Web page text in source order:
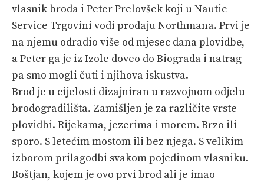
vlasnik broda i Peter Prelovšek koji u Nautic
Service Trgovini vodi prodaju Northmana. Prvi je
na njemu odradio više od mjesec dana plovidbe,
a Peter ga je iz Izole doveo do Biograda i natrag
pa smo mogli čuti i njihova iskustva.
Brod je u cijelosti dizajniran u razvojnom odjelu
brodogradilišta. Zamišljen je za različite vrste
plovidbi. Rijekama, jezerima i morem. Brzo ili
sporo. S letećim mostom ili bez njega. S velikim
izborom prilagodbi svakom pojedinom vlasniku.
Boštjan, kojem je ovo prvi brod ali je imao